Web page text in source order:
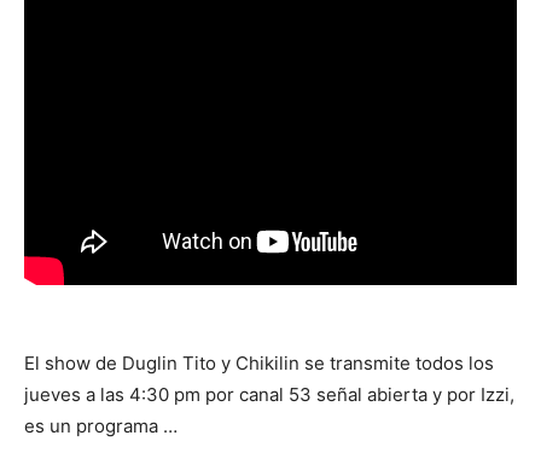
El show de Duglin Tito y Chikilin se transmite todos los
jueves a las 4:30 pm por canal 53 señal abierta y por Izzi,
es un programa …